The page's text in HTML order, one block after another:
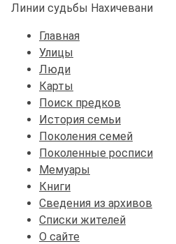
Линии судьбы Нахичевани
Главная
Улицы
Люди
Карты
Поиск предков
История семьи
Поколения семей
Поколенные росписи
Мемуары
Книги
Сведения из архивов
Списки жителей
О сайте